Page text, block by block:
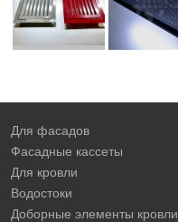
Для фасадов
Фасадные кассеты
Для кровли
Водостоки
Доборные элементы кровли